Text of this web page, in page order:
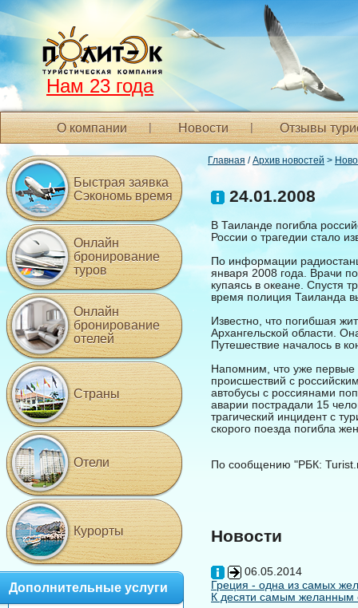
Нам 23 года
О компании Новости Отзывы
Главная /Архив новостей >
24.01.2008
В Таиланде погибла
России о трагедии стало
По информации
января 2008 года. Врачи
купаясь в океане. Спустя
время полиция Таиланда
Известно, что погибшая
Архангельской области.
Путешествие началось в
Напомним, что уже первые
происшествий с
автобусы с россиянами
аварии пострадали 15
трагический инцидент с
скорого поезда погибла
По сообщению "РБК:
Новости
06.05.2014
Греция - одна из самых
К десяти самым желанным
Быстрая заявка
Сэкономь время
Онлайн
бронирование
туров
Онлайн
бронирование
отелей
Страны
Отели
Курорты
Дополнительные услуги